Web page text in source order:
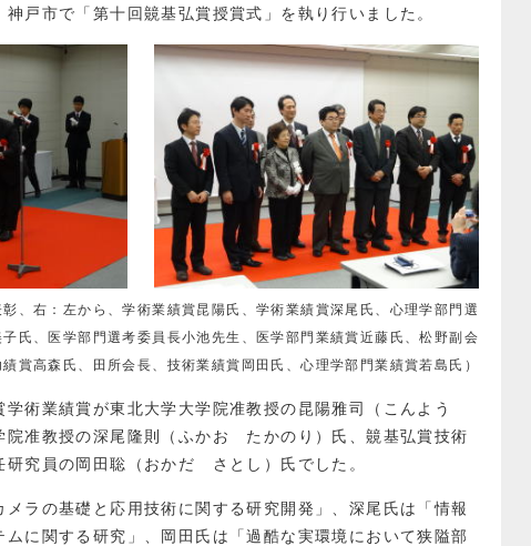
戸市で「第十回竸基弘賞授賞式」を執り行いました。
彰、右：左から、学術業績賞昆陽氏、学術業績賞深尾氏、心理学部門選
氏、医学部門選考委員長小池先生、医学部門業績賞近藤氏、松野副会
賞高森氏、田所会長、技術業績賞岡田氏、心理学部門業績賞若島氏）
学術業績賞が東北大学大学院准教授の昆陽雅司（こんよう
院准教授の深尾隆則（ふかお たかのり）氏、竸基弘賞技術
研究員の岡田聡（おかだ さとし）氏でした。
ラの基礎と応用技術に関する研究開発」、深尾氏は「情報
に関する研究」、岡田氏は「過酷な実環境において狭隘部